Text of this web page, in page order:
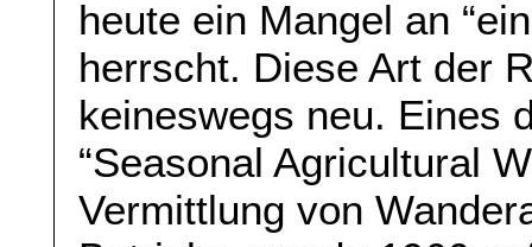
heute ein Mangel an
herrscht. Diese Art der
keineswegs neu. Eines
“Seasonal Agricultural
Vermittlung von